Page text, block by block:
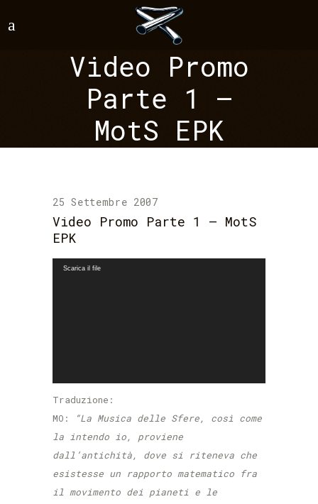
Video Promo
Parte 1 –
MotS EPK
25 Settembre 2007
Video Promo Parte 1 – MotS
EPK
Video
Scarica il file
Traduzione:
MO:
“La Musica delle Sfere, così come
la intendo io, proviene
dall’antichità, dove si riteneva che
esistesse un rapporto matematico fra
il movimento dei pianeti e le